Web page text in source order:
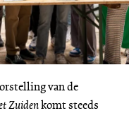
van de
Zuidenkomt steeds